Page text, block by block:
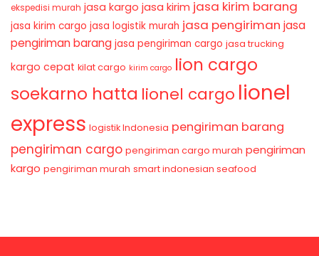
ekspedisi murah jasa kargo jasa kirim jasa kirim barang
jasa kirim cargo jasa logistik murah jasa pengiriman jasa
pengiriman barang jasa pengiriman cargo jasa trucking
kargo cepat kilat cargo kirim cargo lion cargo
soekarno hatta lionel cargo lionel
express logistik Indonesia pengiriman barang
pengiriman cargo pengiriman cargo murah pengiriman
kargo pengiriman murah smart indonesian seafood